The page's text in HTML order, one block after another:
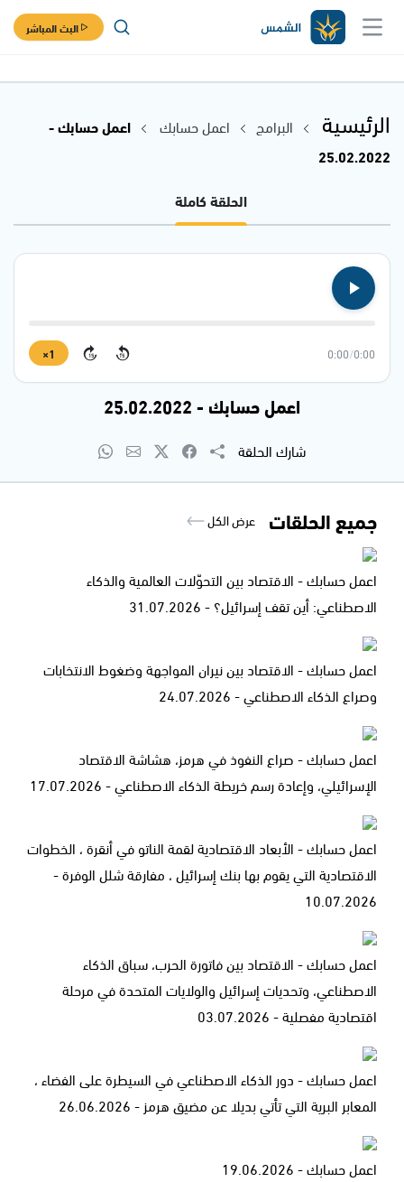
البث المباشر
الرئيسية البرامج اعمل حسابك
اعمل حسابك -
25.02.2022
الحلقة كاملة
0:00
/
0:00
15
15
1×
اعمل حسابك - 25.02.2022
شارك الحلقة
جميع الحلقات عرض الكل
اعمل حسابك - الاقتصاد بين التحوّلات العالمية والذكاء
الاصطناعي: أين تقف إسرائيل؟ - 31.07.2026
اعمل حسابك - الاقتصاد بين نيران المواجهة وضغوط الانتخابات
وصراع الذكاء الاصطناعي - 24.07.2026
اعمل حسابك - صراع النفوذ في هرمز، هشاشة الاقتصاد
الإسرائيلي، وإعادة رسم خريطة الذكاء الاصطناعي - 17.07.2026
اعمل حسابك - الأبعاد الاقتصادية لقمة الناتو في أنقرة ، الخطوات
الاقتصادية التي يقوم بها بنك إسرائيل ، مفارقة شلل الوفرة -
10.07.2026
اعمل حسابك - الاقتصاد بين فاتورة الحرب، سباق الذكاء
الاصطناعي، وتحديات إسرائيل والولايات المتحدة في مرحلة
اقتصادية مفصلية - 03.07.2026
اعمل حسابك - دور الذكاء الاصطناعي في السيطرة على الفضاء ،
المعابر البرية التي تأتي بديلا عن مضيق هرمز - 26.06.2026
اعمل حسابك - 19.06.2026